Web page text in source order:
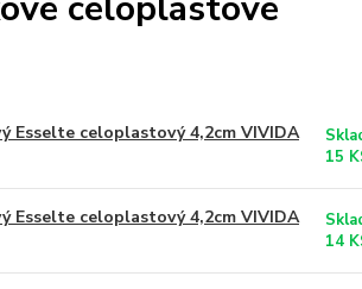
Esselte celoplastový 4,2cm VIVIDA
15
Esselte celoplastový 4,2cm VIVIDA
14